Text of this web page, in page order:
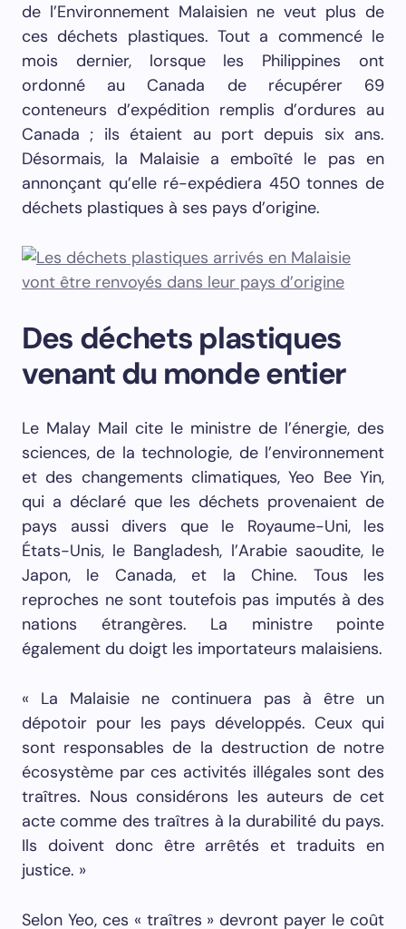
de l’Environnement Malaisien ne veut plus de
ces déchets plastiques. Tout a commencé le
mois dernier, lorsque les Philippines ont
ordonné au Canada de récupérer 69
conteneurs d’expédition remplis d’ordures au
Canada ; ils étaient au port depuis six ans.
Désormais, la Malaisie a emboîté le pas en
annonçant qu’elle ré-expédiera 450 tonnes de
déchets plastiques à ses pays d’origine.
Des déchets plastiques
venant du monde entier
Le Malay Mail cite le ministre de l’énergie, des
sciences, de la technologie, de l’environnement
et des changements climatiques, Yeo Bee Yin,
qui a déclaré que les déchets provenaient de
pays aussi divers que le Royaume-Uni, les
États-Unis, le Bangladesh, l’Arabie saoudite, le
Japon, le Canada, et la Chine. Tous les
reproches ne sont toutefois pas imputés à des
nations étrangères. La ministre pointe
également du doigt les importateurs malaisiens.
« La Malaisie ne continuera pas à être un
dépotoir pour les pays développés. Ceux qui
sont responsables de la destruction de notre
écosystème par ces activités illégales sont des
traîtres. Nous considérons les auteurs de cet
acte comme des traîtres à la durabilité du pays.
Ils doivent donc être arrêtés et traduits en
justice. »
Selon Yeo, ces « traîtres » devront payer le coût